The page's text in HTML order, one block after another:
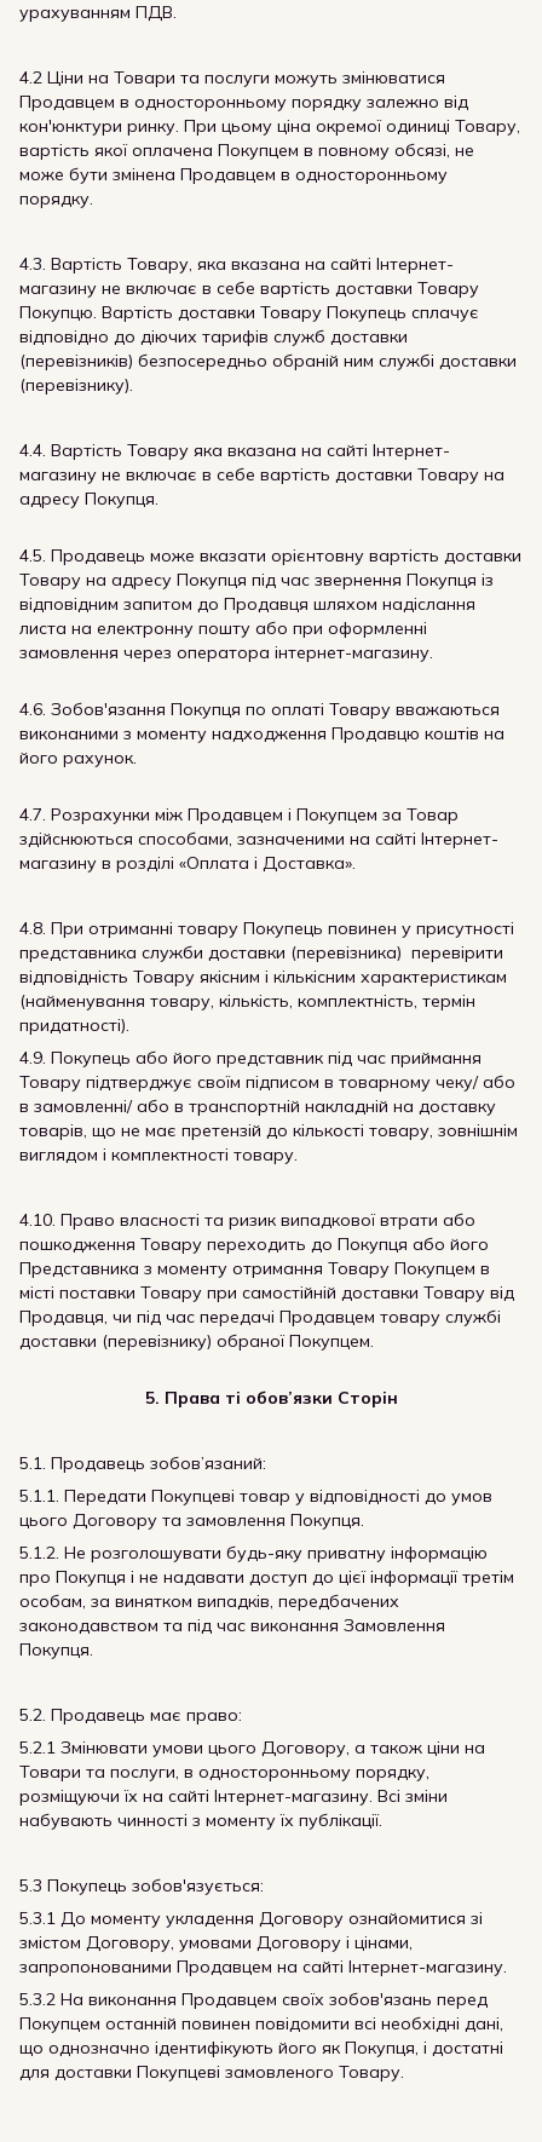
урахуванням ПДВ.
4.2 Ціни на Товари та послуги можуть змінюватися
Продавцем в односторонньому порядку залежно від
кон'юнктури ринку. При цьому ціна окремої одиниці Товару,
вартість якої оплачена Покупцем в повному обсязі, не
може бути змінена Продавцем в односторонньому
порядку.
4.3. Вартість Товару, яка вказана на сайті Інтернет-
магазину не включає в себе вартість доставки Товару
Покупцю. Вартість доставки Товару Покупець сплачує
відповідно до діючих тарифів служб доставки
(перевізників) безпосередньо обраній ним службі доставки
(перевізнику).
4.4. Вартість Товару яка вказана на сайті Інтернет-
магазину не включає в себе вартість доставки Товару на
адресу Покупця.
4.5. Продавець може вказати орієнтовну вартість доставки
Товару на адресу Покупця під час звернення Покупця із
відповідним запитом до Продавця шляхом надіслання
листа на електронну пошту або при оформленні
замовлення через оператора інтернет-магазину.
4.6. Зобов'язання Покупця по оплаті Товару вважаються
виконаними з моменту надходження Продавцю коштів на
його рахунок.
4.7. Розрахунки між Продавцем і Покупцем за Товар
здійснюються способами, зазначеними на сайті Інтернет-
магазину в розділі «Оплата і Доставка».
4.8. При отриманні товару Покупець повинен у присутності
представника служби доставки (перевізника) перевірити
відповідність Товару якісним і кількісним характеристикам
(найменування товару, кількість, комплектність, термін
придатності).
4.9. Покупець або його представник під час приймання
Товару підтверджує своїм підписом в товарному чеку/ або
в замовленні/ або в транспортній накладній на доставку
товарів, що не має претензій до кількості товару, зовнішнім
виглядом і комплектності товару.
4.10. Право власності та ризик випадкової втрати або
пошкодження Товару переходить до Покупця або його
Представника з моменту отримання Товару Покупцем в
місті поставки Товару при самостійній доставки Товару від
Продавця, чи під час передачі Продавцем товару службі
доставки (перевізнику) обраної Покупцем.
5. Права ті обов’язки Сторін
5.1. Продавець зобов’язаний:
5.1.1. Передати Покупцеві товар у відповідності до умов
цього Договору та замовлення Покупця.
5.1.2. Не розголошувати будь-яку приватну інформацію
про Покупця і не надавати доступ до цієї інформації третім
особам, за винятком випадків, передбачених
законодавством та під час виконання Замовлення
Покупця.
5.2. Продавець має право:
5.2.1 Змінювати умови цього Договору, а також ціни на
Товари та послуги, в односторонньому порядку,
розміщуючи їх на сайті Інтернет-магазину. Всі зміни
набувають чинності з моменту їх публікації.
5.3 Покупець зобов'язується:
5.3.1 До моменту укладення Договору ознайомитися зі
змістом Договору, умовами Договору і цінами,
запропонованими Продавцем на сайті Інтернет-магазину.
5.3.2 На виконання Продавцем своїх зобов'язань перед
Покупцем останній повинен повідомити всі необхідні дані,
що однозначно ідентифікують його як Покупця, і достатні
для доставки Покупцеві замовленого Товару.